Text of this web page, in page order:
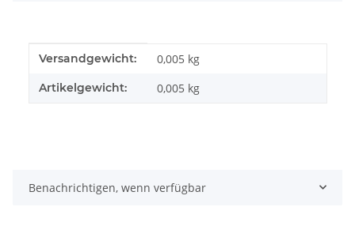
Produkteigenschaft
Wert
Versandgewicht: 0,005 kg
Artikelgewicht: 0,005 kg
Benachrichtigen, wenn verfügbar